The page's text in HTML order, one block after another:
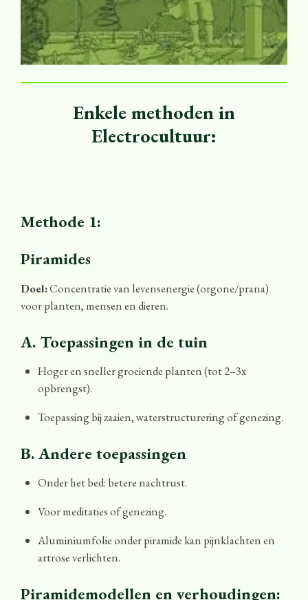
Enkele methoden in
Electrocultuur:
Methode 1:
Piramides
Doel:Concentratie van levensenergie (orgone/prana)
voor planten, mensen en dieren.
A. Toepassingen in de tuin
Hoger en sneller groeiende planten (tot 2–3x
opbrengst).
Toepassing bij zaaien, waterstructurering of genezing.
B. Andere toepassingen
Onder het bed: betere nachtrust.
Voor meditaties of genezing.
Aluminiumfolie onder piramide kan pijnklachten en
artrose verlichten.
Piramidemodellen en verhoudingen: